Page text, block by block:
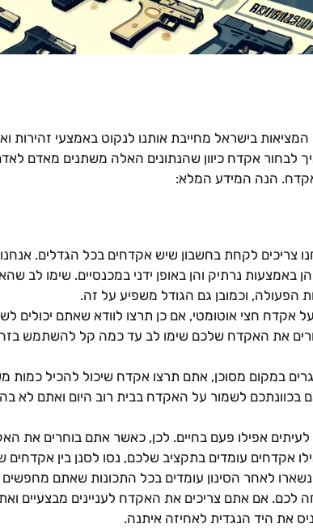
בישראל מחייבת אותנו לנקוט באמצעי זהירות
לבחור אקדח כיוון שהנתונים האלה משתנים מאדם
אקדח. הנה המידע המלא:
צריכים לקחת בחשבון שיש אקדחים בכל הגדלים.
באמצעות נרתיק והן באופן ידני במכנסיים. שימו
הפעולה, וכמובן גם הגודל משפיע על זה.
חצי אוטומטי, אם כן תרצו לוודא שאתם יכולים
את האקדח שלכם שימו לב עד כמה קל להשתמש
מסוכן, אתם תרצו אקדח שיכול להכיל כמות
בכוונתכם לשמור על האקדח בבית רוב היום ואתם לא
אפילו פעם בחיים. לכן, כאשר אתם בוחרים
אקדחים עומדים בתקציב שלכם, נסו לסנן בין
לאחר הסינון עומדים בכל התכונות שאתם
אם אתם צריכים את האקדח לעניינים מבצעיים
את היד הנגדית לאחיזה איתנה.